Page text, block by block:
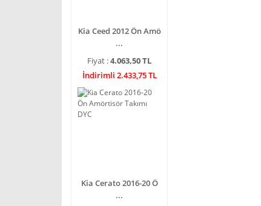
Kia Ceed 2012 Ön Amö
...
Fiyat :4.063,50 TL
İndirimli 2.433,75 TL
Kia Cerato 2016-20 Ö
...